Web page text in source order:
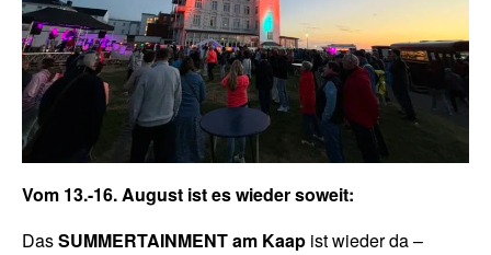
Vom 13.-16. August ist es wieder soweit:
DasSUMMERTAINMENT am Kaap ist wieder da –